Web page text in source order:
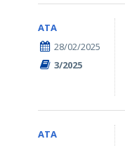
ATA
28/02/2025
3/2025
ATA